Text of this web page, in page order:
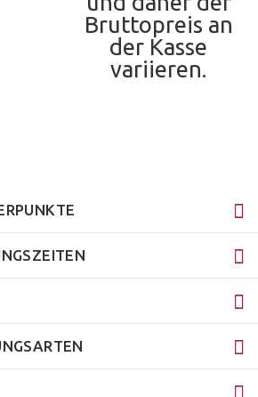
Bruttopreis an
der Kasse
variieren.